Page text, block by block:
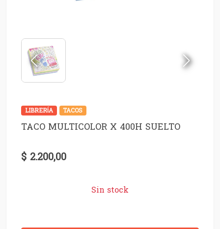
LIBRERÍA TACOS
TACO MULTICOLOR X 400H SUELTO
$ 2.200,00
Sin stock